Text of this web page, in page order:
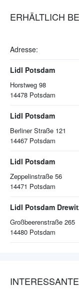
ERHÄLTLICH
Adresse:
Lidl Potsdam
Horstweg 98
14478 Potsdam
Lidl Potsdam
Berliner Straße 121
14467 Potsdam
Lidl Potsdam
Zeppelinstraße 56
14471 Potsdam
Lidl Potsdam
Großbeerenstraße 265
14480 Potsdam